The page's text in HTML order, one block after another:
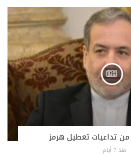
تداعيات تعطيل هرمز
منذ 7 أيام